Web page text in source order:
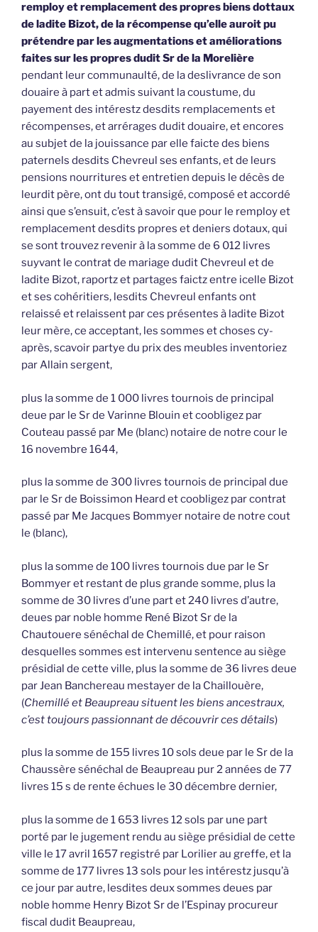
remploy et remplacement des propres biens dottaux
de ladite Bizot, de la récompense qu’elle auroit pu
prétendre par les augmentations et améliorations
faites sur les propres dudit Sr de la Morelière
pendant leur communaulté, de la deslivrance de son
douaire à part et admis suivant la coustume, du
payement des intérestz desdits remplacements et
récompenses, et arrérages dudit douaire, et encores
au subjet de la jouissance par elle faicte des biens
paternels desdits Chevreul ses enfants, et de leurs
pensions nourritures et entretien depuis le décès de
leurdit père, ont du tout transigé, composé et accordé
ainsi que s’ensuit, c’est à savoir que pour le remploy et
remplacement desdits propres et deniers dotaux, qui
se sont trouvez revenir à la somme de 6 012 livres
suyvant le contrat de mariage dudit Chevreul et de
ladite Bizot, raportz et partages faictz entre icelle Bizot
et ses cohéritiers, lesdits Chevreul enfants ont
relaissé et relaissent par ces présentes à ladite Bizot
leur mère, ce acceptant, les sommes et choses cy-
après, scavoir partye du prix des meubles inventoriez
par Allain sergent,
plus la somme de 1 000 livres tournois de principal
deue par le Sr de Varinne Blouin et coobligez par
Couteau passé par Me (blanc) notaire de notre cour le
16 novembre 1644,
plus la somme de 300 livres tournois de principal due
par le Sr de Boissimon Heard et coobligez par contrat
passé par Me Jacques Bommyer notaire de notre cout
le (blanc),
plus la somme de 100 livres tournois due par le Sr
Bommyer et restant de plus grande somme, plus la
somme de 30 livres d’une part et 240 livres d’autre,
deues par noble homme René Bizot Sr de la
Chautouere sénéchal de Chemillé, et pour raison
desquelles sommes est intervenu sentence au siège
présidial de cette ville, plus la somme de 36 livres deue
par Jean Banchereau mestayer de la Chaillouère,
(Chemillé et Beaupreau situent les biens ancestraux,
c’est toujours passionnant de découvrir ces détails)
plus la somme de 155 livres 10 sols deue par le Sr de la
Chaussère sénéchal de Beaupreau pur 2 années de 77
livres 15 s de rente échues le 30 décembre dernier,
plus la somme de 1 653 livres 12 sols par une part
porté par le jugement rendu au siège présidial de cette
ville le 17 avril 1657 registré par Lorilier au greffe, et la
somme de 177 livres 13 sols pour les intérestz jusqu’à
ce jour par autre, lesdites deux sommes deues par
noble homme Henry Bizot Sr de l’Espinay procureur
fiscal dudit Beaupreau,